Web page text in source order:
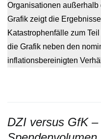
Organisationen
Grafik zeigt die
Katastrophenfälle zum
die Grafik neben den
inflationsbereinigten
DZI versus GfK